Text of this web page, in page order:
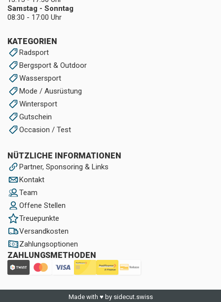
KATEGORIEN
Radsport
Bergsport & Outdoor
Wassersport
Mode / Ausrüstung
Wintersport
Gutschein
Occasion / Test
NÜTZLICHE INFORMATIONEN
Partner, Sponsoring & Links
Kontakt
Team
Offene Stellen
Treuepunkte
Versandkosten
Zahlungsoptionen
ZAHLUNGSMETHODEN
Samstag - Sonntag
08:30 - 17:00 Uhr
Made with ♥ by sidecut.swiss